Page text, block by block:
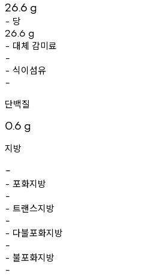
26.6 g
- 당
26.6 g
- 대체 감미료
-
- 식이섬유
-
단백질
0.6 g
지방
-
- 포화지방
-
- 트랜스지방
-
- 다불포화지방
-
- 불포화지방
-